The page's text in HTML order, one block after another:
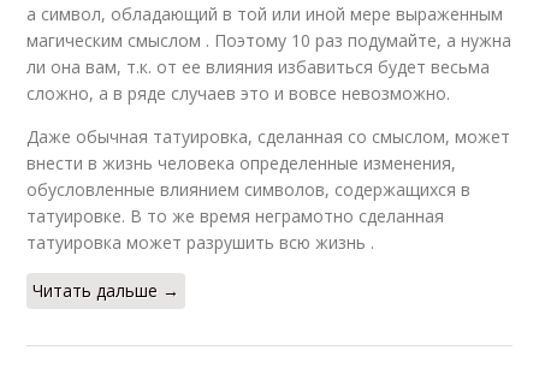
а символ, обладающий в той или иной мере выраженным
магическим смыслом . Поэтому 10 раз подумайте, а нужна
ли она вам, т.к. от ее влияния избавиться будет весьма
сложно, а в ряде случаев это и вовсе невозможно.
Даже обычная татуировка, сделанная со смыслом, может
внести в жизнь человека определенные изменения,
обусловленные влиянием символов, содержащихся в
татуировке. В то же время неграмотно сделанная
татуировка может разрушить всю жизнь .
Читать дальше →